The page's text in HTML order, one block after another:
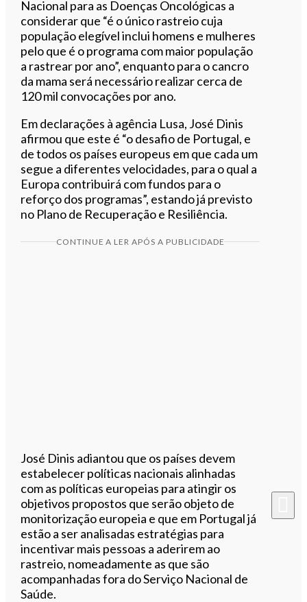
Nacional para as Doenças Oncológicas a
considerar que “é o único rastreio cuja
população elegível inclui homens e mulheres
pelo que é o programa com maior população
a rastrear por ano”, enquanto para o cancro
da mama será necessário realizar cerca de
120 mil convocações por ano.
Em declarações à agência Lusa, José Dinis
afirmou que este é “o desafio de Portugal, e
de todos os países europeus em que cada um
segue a diferentes velocidades, para o qual a
Europa contribuirá com fundos para o
reforço dos programas”, estando já previsto
no Plano de Recuperação e Resiliência.
CONTINUE A LER APÓS A PUBLICIDADE
José Dinis adiantou que os países devem
estabelecer políticas nacionais alinhadas
com as políticas europeias para atingir os
objetivos propostos que serão objeto de
monitorização europeia e que em Portugal já
estão a ser analisadas estratégias para
incentivar mais pessoas a aderirem ao
rastreio, nomeadamente as que são
acompanhadas fora do Serviço Nacional de
Saúde.